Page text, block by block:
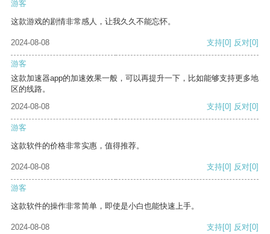
游客
这款游戏的剧情非常感人，让我久久不能忘怀。
2024-08-08 支持[0] 反对[0]
游客
这款加速器app的加速效果一般，可以再提升一下，比如能够支持更多地
区的线路。
2024-08-08
支持[0] 反对[0]
游客
这款软件的价格非常实惠，值得推荐。
2024-08-08 支持[0] 反对[0]
游客
这款软件的操作非常简单，即使是小白也能快速上手。
2024-08-08 支持[0] 反对[0]